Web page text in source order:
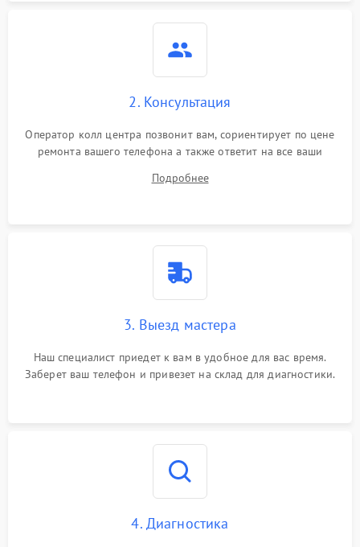
2. Консультация
Оператор колл центра позвонит вам, сориентирует по цене
ремонта вашего телефона а также ответит на все ваши
Подробнее
3. Выезд мастера
Наш специалист приедет к вам в удобное для вас время.
Заберет ваш телефон и привезет на склад для диагностики.
4. Диагностика